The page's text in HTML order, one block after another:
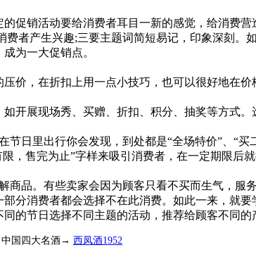
销活动要给消费者耳目一新的感觉，给消费营
者产生兴趣;三要主题词简短易记，印象深刻。
为一大促销点。
，在折扣上用一点小技巧，也可以很好地在价
展现场秀、买赠、折扣、积分、抽奖等方式。
日里出行你会发现，到处都是“全场特价”、“买
，售完为止”字样来吸引消费者，在一定期限
品。有些卖家会因为顾客只看不买而生气，服
分消费者都会选择不在此消费。如此一来，就
节日选择不同主题的活动，推荐给顾客不同的
中国四大名酒→ 西凤酒1952